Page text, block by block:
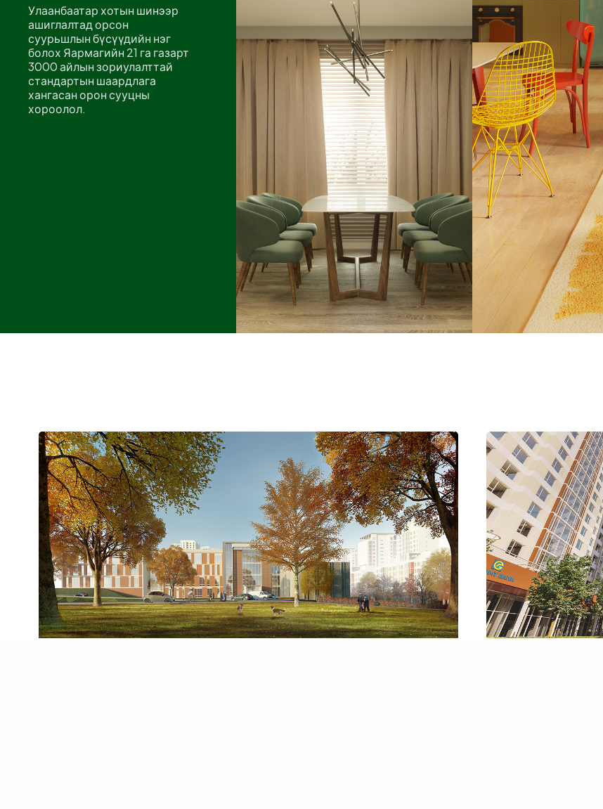
Улаанбаатар хотын шинээр
ашиглалтад орсон
суурьшлын бүсүүдийн нэг
болох Яармагийн 21 га газарт
3000 айлын зориулалттай
стандартын шаардлага
хангасан орон сууцны
хороолол.